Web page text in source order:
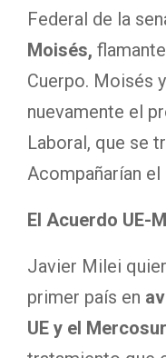
Federal de la
Moisés,
Cuerpo. Moisés
nuevamente el
Laboral, que se
Acompañarían
El Acuerdo UE-
Javier Milei
primer país en
UE y el